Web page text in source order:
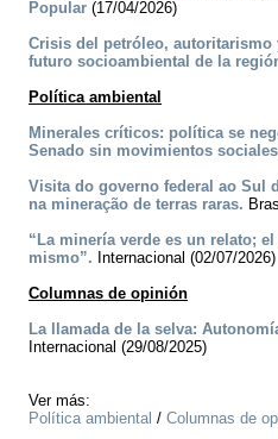
Popular (17/04/2026)
Crisis del petróleo, autoritarismo
futuro socioambiental de la
Política ambiental
Minerales críticos: política se
Senado sin movimientos
Visita do governo federal ao Sul
na mineração de terras raras.
“La minería verde es un relato;
mismo”. Internacional (02/07/2026)
Columnas de opinión
La llamada de la selva:
Internacional (29/08/2025)
Ver más:
Política ambiental / Columnas de